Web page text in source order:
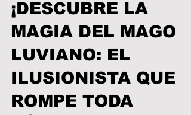
6 feb 2025
¡DESCUBRE LA
MAGIA DEL MAGO
LUVIANO: EL